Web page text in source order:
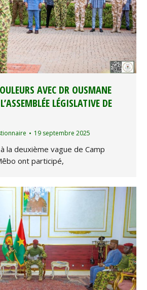
AVEC DR OUSMANE
LÉGISLATIVE DE
19 septembre 2025
la deuxième vague de Camp
ont participé,